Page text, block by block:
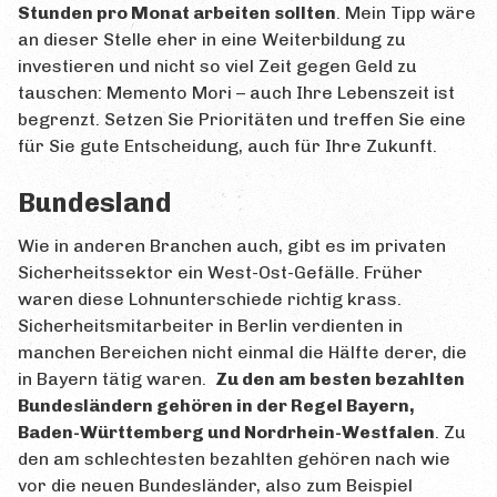
Stunden pro Monat arbeiten sollten. Mein Tipp wäre
an dieser Stelle eher in eine Weiterbildung zu
investieren und nicht so viel Zeit gegen Geld zu
tauschen: Memento Mori – auch Ihre Lebenszeit ist
begrenzt. Setzen Sie Prioritäten und treffen Sie eine
für Sie gute Entscheidung, auch für Ihre Zukunft.
Bundesland
Wie in anderen Branchen auch, gibt es im privaten
Sicherheitssektor ein West-Ost-Gefälle. Früher
waren diese Lohnunterschiede richtig krass.
Sicherheitsmitarbeiter in Berlin verdienten in
manchen Bereichen nicht einmal die Hälfte derer, die
in Bayern tätig waren. Zu den am besten bezahlten
Bundesländern gehören in der Regel Bayern,
Baden-Württemberg und Nordrhein-Westfalen. Zu
den am schlechtesten bezahlten gehören nach wie
vor die neuen Bundesländer, also zum Beispiel